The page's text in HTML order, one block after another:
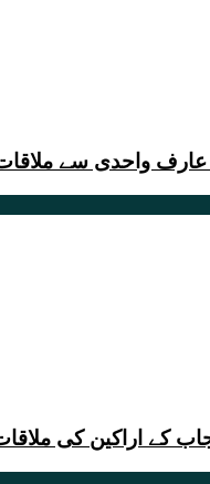
عارف واحدی سے
کے اراکین کی